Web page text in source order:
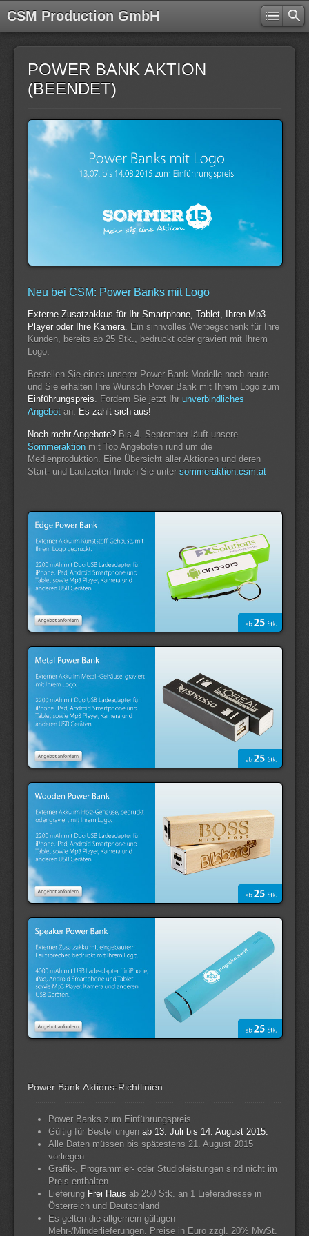
CSM Production GmbH
POWER BANK AKTION
(BEENDET)
Neu bei CSM: Power Banks mit Logo
Externe Zusatzakkus für Ihr Smartphone, Tablet, Ihren Mp3
Player oder Ihre Kamera. Ein sinnvolles Werbegschenk für Ihre
Kunden, bereits ab 25 Stk., bedruckt oder graviert mit Ihrem
Logo.
Bestellen Sie eines unserer Power Bank Modelle noch heute
und Sie erhalten Ihre Wunsch Power Bank mit Ihrem Logo zum
Einführungspreis. Fordern Sie jetzt Ihr unverbindliches
Angebot an. Es zahlt sich aus!
Noch mehr Angebote? Bis 4. September läuft unsere
Sommeraktion mit Top Angeboten rund um die
Medienproduktion. Eine Übersicht aller Aktionen und deren
Start- und Laufzeiten finden Sie unter sommeraktion.csm.at
Power Bank Aktions-Richtlinien
Power Banks zum Einführungspreis
Gültig für Bestellungen ab 13. Juli bis 14. August 2015.
Alle Daten müssen bis spätestens 21. August 2015
vorliegen
Grafik-, Programmier- oder Studioleistungen sind nicht im
Preis enthalten
Lieferung Frei Haus ab 250 Stk. an 1 Lieferadresse in
Österreich und Deutschland
Es gelten die allgemein gültigen
Mehr-/Minderlieferungen. Preise in Euro zzgl. 20% MwSt.